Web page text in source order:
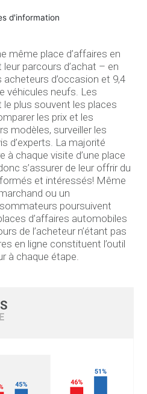
même place d’affaires en
parcours d’achat – en
d’occasion et 9,4
véhicules neufs. Les
plus souvent les places
les prix et les
modèles, surveiller les
d’experts. La majorité
à chaque visite d’une place
s’assurer de leur offrir du
et intéressés! Même
ou un
poursuivent
d’affaires automobiles
de l’acheteur n’étant pas
en ligne constituent l’outil
à chaque étape.